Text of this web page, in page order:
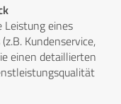
Leistung eines
Kundenservice,
einen detaillierten